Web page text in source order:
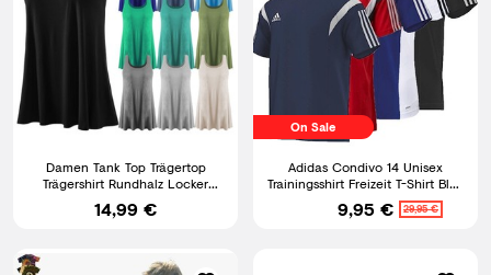
Damen Tank Top Trägertop
Trägershirt Rundhalz Locker
geschnitten Loose Fit Sport
14,99 €
On Sale
Adidas Condivo 14 Unisex
Trainingsshirt Freizeit T-Shirt Blau
Navy Rot Schwarz
9,95 € 29,95 €